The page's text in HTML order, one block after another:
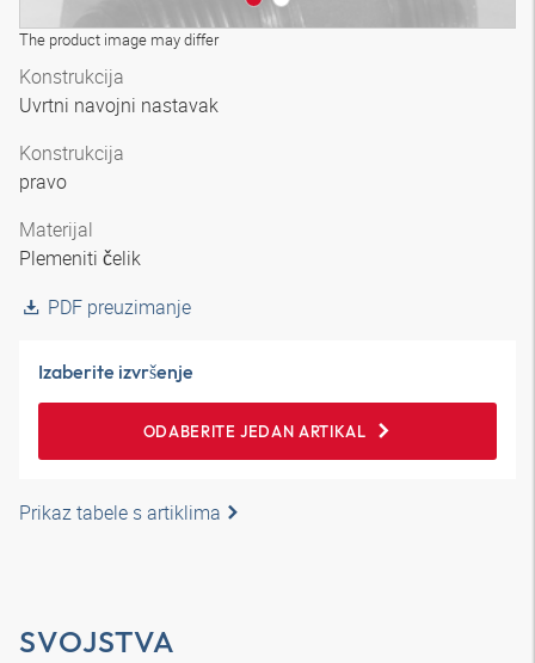
The product image may differ
Konstrukcija
Uvrtni navojni nastavak
Konstrukcija
pravo
Materijal
Plemeniti čelik
PDF preuzimanje
Izaberite izvršenje
ODABERITE JEDAN ARTIKAL
Prikaz tabele s artiklima
SVOJSTVA